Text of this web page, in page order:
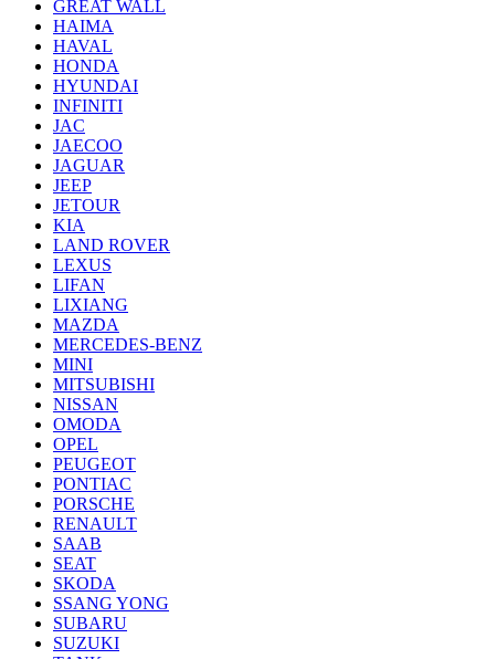
GREAT WALL
HAIMA
HAVAL
HONDA
HYUNDAI
INFINITI
JAC
JAECOO
JAGUAR
JEEP
JETOUR
KIA
LAND ROVER
LEXUS
LIFAN
LIXIANG
MAZDA
MERCEDES-BENZ
MINI
MITSUBISHI
NISSAN
OMODA
OPEL
PEUGEOT
PONTIAC
PORSCHE
RENAULT
SAAB
SEAT
SKODA
SSANG YONG
SUBARU
SUZUKI